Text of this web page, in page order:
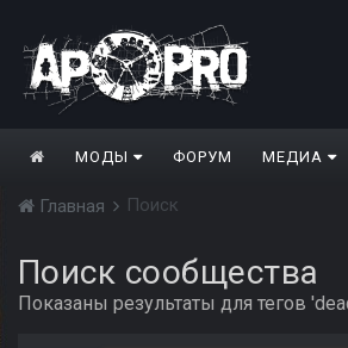
МОДЫ ФОРУМ МЕДИА
Главная Поиск
Поиск сообщества
Показаны результаты для тегов